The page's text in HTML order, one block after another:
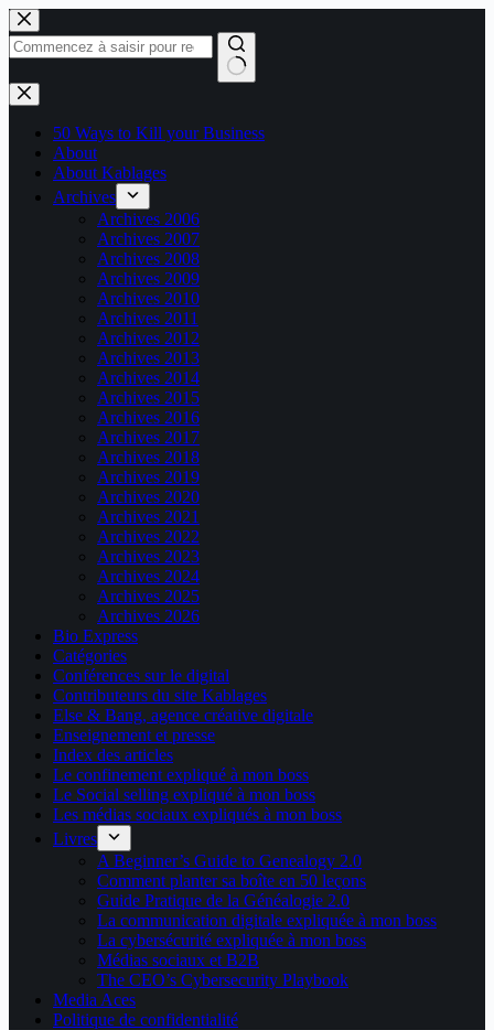
Passer
au
contenu
Aucun
résultat
50 Ways to Kill your Business
About
About Kablages
Archives
Archives 2006
Archives 2007
Archives 2008
Archives 2009
Archives 2010
Archives 2011
Archives 2012
Archives 2013
Archives 2014
Archives 2015
Archives 2016
Archives 2017
Archives 2018
Archives 2019
Archives 2020
Archives 2021
Archives 2022
Archives 2023
Archives 2024
Archives 2025
Archives 2026
Bio Express
Catégories
Conférences sur le digital
Contributeurs du site Kablages
Else & Bang, agence créative digitale
Enseignement et presse
Index des articles
Le confinement expliqué à mon boss
Le Social selling expliqué à mon boss
Les médias sociaux expliqués à mon boss
Livres
A Beginner’s Guide to Genealogy 2.0
Comment planter sa boîte en 50 leçons
Guide Pratique de la Généalogie 2.0
La communication digitale expliquée à mon boss
La cybersécurité expliquée à mon boss
Médias sociaux et B2B
The CEO’s Cybersecurity Playbook
Media Aces
Politique de confidentialité